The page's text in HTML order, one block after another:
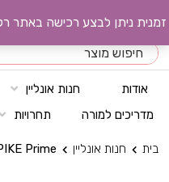
אודות חנות אונליין
מדריכים למורה
תחרויות
בית חנות אונליין Prime
זמנית ניתן לבצע רכישה באתר